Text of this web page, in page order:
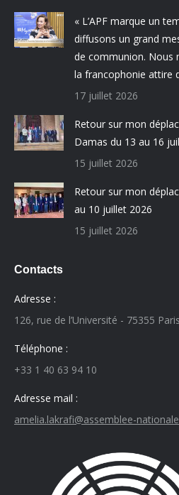
« L’APF marque un
diffusons un grand
de communion. Nous
la francophonie attire
17 juillet 2026
Retour sur mon
Damas du 13 au 16
15 juillet 2026
Retour sur mon
au 10 juillet 2026
15 juillet 2026
Contacts
Adresse :
126, rue de l’Université - 75355
Téléphone :
+33 1 40 63 94 10
Adresse mail :
amelia.lakrafi@assemblee-